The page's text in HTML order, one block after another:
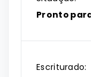
Pronto
Escriturado: